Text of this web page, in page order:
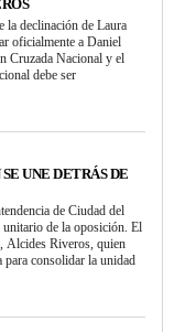
la declinación de Laura
oficialmente a Daniel
Cruzada Nacional y el
debe ser
UNE DETRÁS DE
de Ciudad del
unitario de la oposición. El
Alcides Riveros, quien
para consolidar la unidad